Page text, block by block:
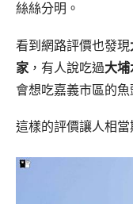
絲絲分明。
看到網路評價也發現
家 ，有人說吃過大埔
會想吃嘉義市區的魚
這樣的評價讓人相當